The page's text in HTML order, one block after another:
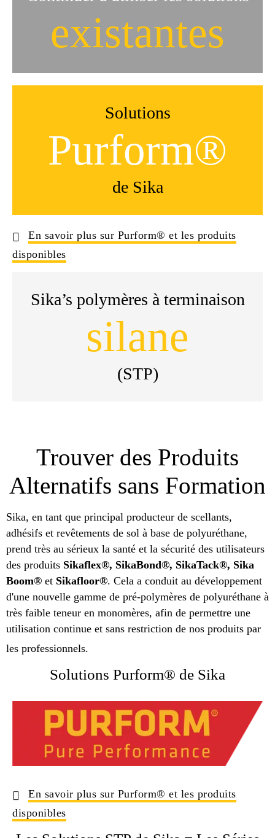
existantes
Solutions
Purform®
de Sika
En savoir plus sur Purform® et les produits
disponibles
Sika’s polymères à terminaison
silane
(STP)
Trouver des Produits
Alternatifs sans Formation
Sika, en tant que principal producteur de scellants,
adhésifs et revêtements de sol à base de polyuréthane,
prend très au sérieux la santé et la sécurité des utilisateurs
des produits Sikaflex®, SikaBond®, SikaTack®, Sika
Boom® et Sikafloor®. Cela a conduit au développement
d'une nouvelle gamme de pré-polymères de polyuréthane à
très faible teneur en monomères, afin de permettre une
utilisation continue et sans restriction de nos produits par
les professionnels.
Solutions Purform® de Sika
En savoir plus sur Purform® et les produits
disponibles